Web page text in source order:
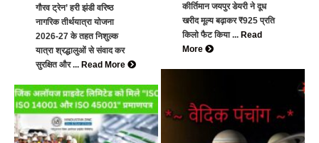
गौरव ट्रेन’ हरी झंडी वरिष्ठ
नागरिक तीर्थयात्रा योजना
2026-27 के तहत निशुल्क
यात्रा श्रद्धालुओं से संवाद कर
सुरक्षित और ... Read More
कीर्तिमान जयपुर डेयरी ने दूध
खरीद मूल्य बढ़ाकर ₹925 प्रति
किलो फैट किया ... Read
More